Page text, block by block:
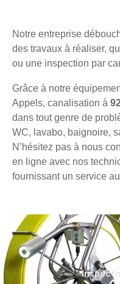
Notre entreprise
des travaux à réaliser,
ou une inspection par
Grâce à notre
Appels, canalisation à
dans tout genre de
WC, lavabo, baignoire,
N’hésitez pas à nous
en ligne avec nos
fournissant un service